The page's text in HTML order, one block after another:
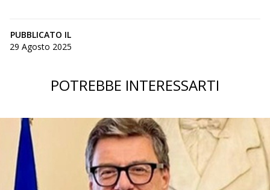
PUBBLICATO IL
29 Agosto 2025
POTREBBE INTERESSARTI